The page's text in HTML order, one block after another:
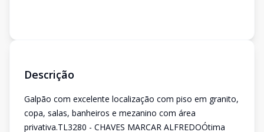
Descrição
Galpão com excelente localização com piso em granito,
copa, salas, banheiros e mezanino com área
privativa.TL3280 - CHAVES MARCAR ALFREDOÓtima